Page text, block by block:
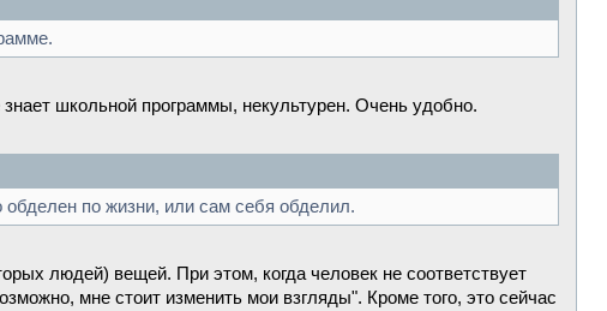
школьной программы, некультурен. Очень удобно.
по жизни, или сам себя обделил.
людей) вещей. При этом, когда человек не соответствует
мне стоит изменить мои взгляды". Кроме того, это сейчас